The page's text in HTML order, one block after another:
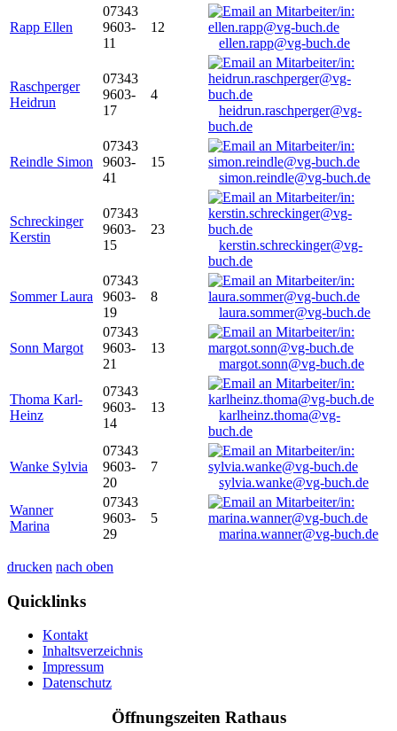
Rapp Ellen
07343
9603-
11
12
ellen.rapp@vg-buch.de
Raschperger
Heidrun
07343
9603-
17
4
heidrun.raschperger@vg-
buch.de
Reindle Simon
07343
9603-
41
15
simon.reindle@vg-buch.de
Schreckinger
Kerstin
07343
9603-
15
23
kerstin.schreckinger@vg-
buch.de
Sommer Laura
07343
9603-
19
8
laura.sommer@vg-buch.de
Sonn Margot
07343
9603-
21
13
margot.sonn@vg-buch.de
Thoma Karl-
Heinz
07343
9603-
14
13
karlheinz.thoma@vg-
buch.de
Wanke Sylvia
07343
9603-
20
7
sylvia.wanke@vg-buch.de
Wanner
Marina
07343
9603-
29
5
marina.wanner@vg-buch.de
drucken nach oben
Quicklinks
Kontakt
Inhaltsverzeichnis
Impressum
Datenschutz
Öffnungszeiten Rathaus